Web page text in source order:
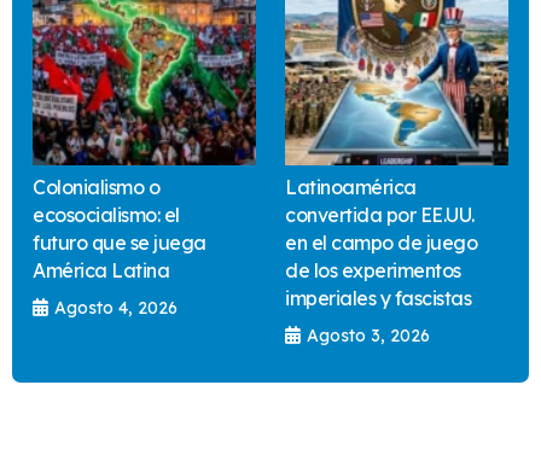
Colonialismo o
ecosocialismo: el
futuro que se juega
América Latina
Agosto 4, 2026
Latinoamérica
convertida por EE.UU.
en el campo de juego
de los experimentos
imperiales y fascistas
Agosto 3, 2026